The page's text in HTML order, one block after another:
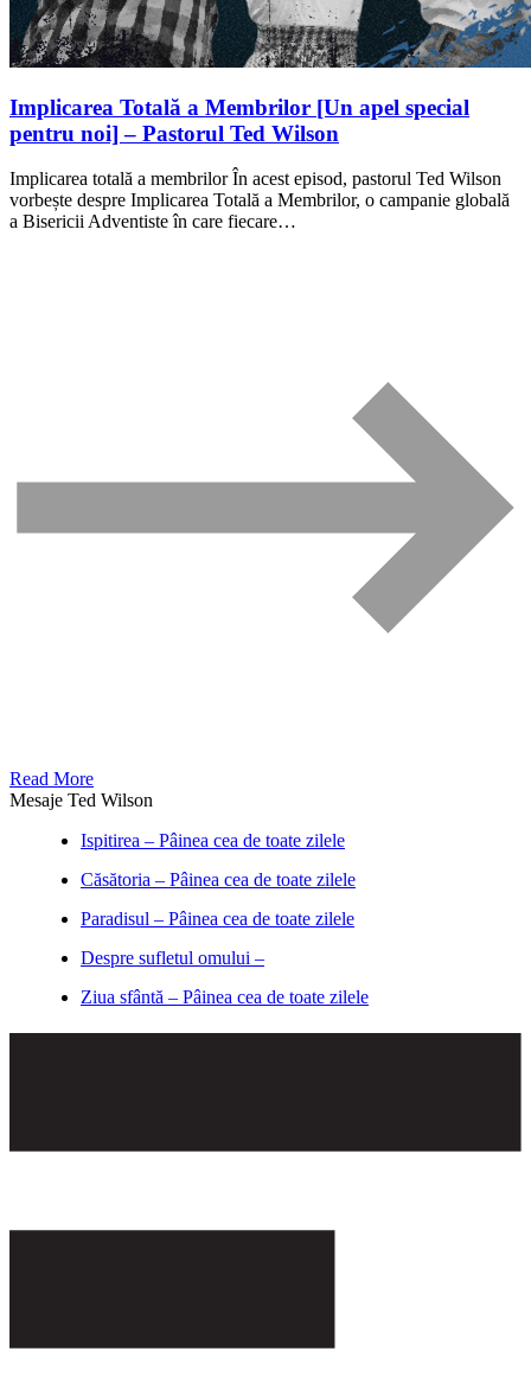
Implicarea Totală a Membrilor [Un apel special
pentru noi] – Pastorul Ted Wilson
Implicarea totală a membrilor În acest episod, pastorul Ted Wilson
vorbește despre Implicarea Totală a Membrilor, o campanie globală
a Bisericii Adventiste în care fiecare…
Read More
Mesaje Ted Wilson
Ispitirea – Pâinea cea de toate zilele
Căsătoria – Pâinea cea de toate zilele
Paradisul – Pâinea cea de toate zilele
Despre sufletul omului –
Ziua sfântă – Pâinea cea de toate zilele